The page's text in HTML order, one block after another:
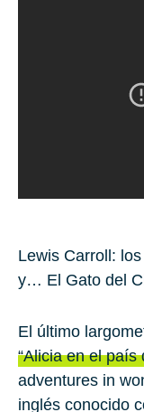
Lewis Carroll:
y… El Gato del
El último
“Alicia en el país
adventures in
inglés conocido